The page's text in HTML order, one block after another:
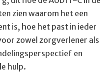
zien waarom het een
is, hoe het past in ieder
zowel zorgverlener als
en
hulp.